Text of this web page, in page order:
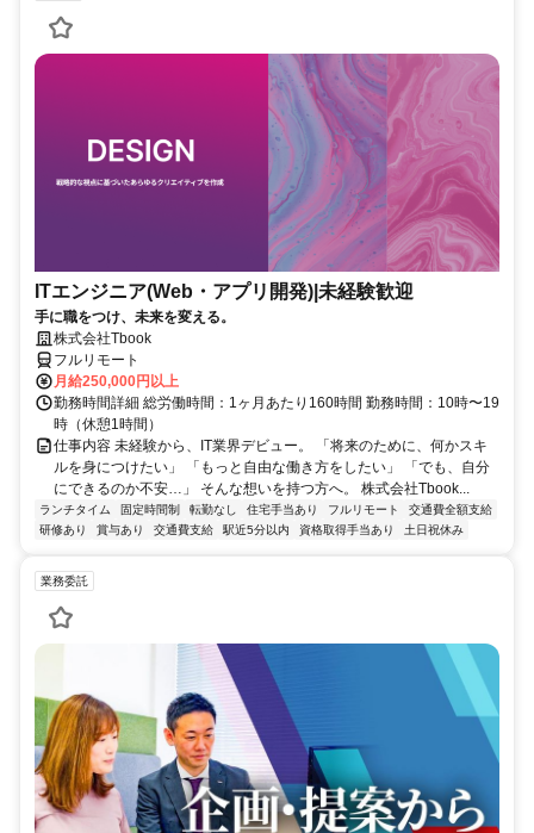
ITエンジニア(Web・アプリ開発)|未経験歓迎
手に職をつけ、未来を変える。
株式会社Tbook
フルリモート
月給250,000円以上
勤務時間詳細 総労働時間：1ヶ月あたり160時間 勤務時間：10時〜19
時（休憩1時間）
仕事内容 未経験から、IT業界デビュー。 「将来のために、何かスキ
ルを身につけたい」 「もっと自由な働き方をしたい」 「でも、自分
にできるのか不安…」 そんな想いを持つ方へ。 株式会社Tbook...
ランチタイム 固定時間制 転勤なし 住宅手当あり フルリモート
交通費全額支給
研修あり
賞与あり 交通費支給 駅近5分以内 資格取得手当あり 土日祝休み
業務委託